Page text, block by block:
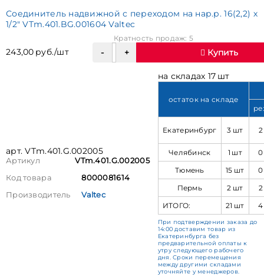
Соединитель надвижной с переходом на нар.р. 16(2,2) х
1/2" VTm.401.BG.001604 Valtec
243,00 руб./шт
Кратность продаж: 5
Купить
арт. VTm.401.G.002005
Артикул
VTm.401.G.002005
Код товара
8000081614
Производитель
Valtec
на складах 17 шт
остаток на складе
Екатеринбург 3 шт
Челябинск 1 шт
Тюмень
15 шт
Пермь
2 шт
ИТОГО:
21 шт
При подтверждении заказа до
14:00 доставим товар из
Екатеринбурга без
предварительной оплаты к
утру следующего рабочего
дня. Сроки перемещения
между другими складами
уточняйте у менеджеров.